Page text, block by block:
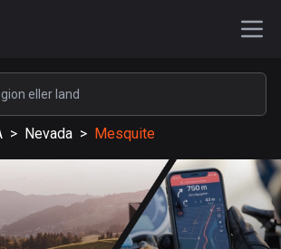
> Nevada > Mesquite